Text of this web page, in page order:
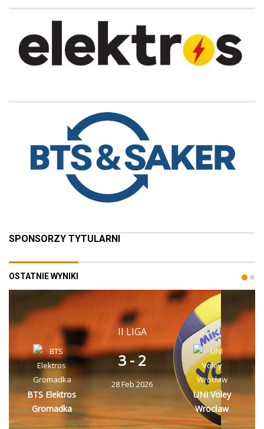
SPONSORZY TYTULARNI
OSTATNIE WYNIKI
II LIGA
BTS Elektros
Gromadka
3 - 2
28 Feb 2026
UNI Voley
Wrocław